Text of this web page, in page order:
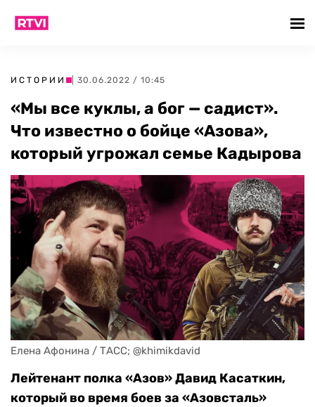
ИСТОРИИ | 30.06.2022 / 10:45
«Мы все куклы, а бог — садист».
Что известно о бойце «Азова»,
который угрожал семье Кадырова
Елена Афонина / ТАСС; @khimikdavid
Лейтенант полка «Азов» Давид Касаткин,
который во время боев за «Азовсталь»